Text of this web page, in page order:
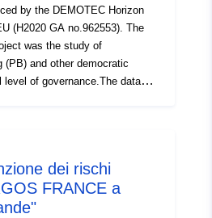
https://doi.org/10.5281/
Risorsa:
by the DEMOTEC Horizon
(H2020 GA no.962553). The
was the study of
(PB) and other democratic
of governance.The dataset
Spanish), published
that contained any of the
(“Participatory Budgeting” in
parsed, collecting a total
dei rischi
FRANCE a